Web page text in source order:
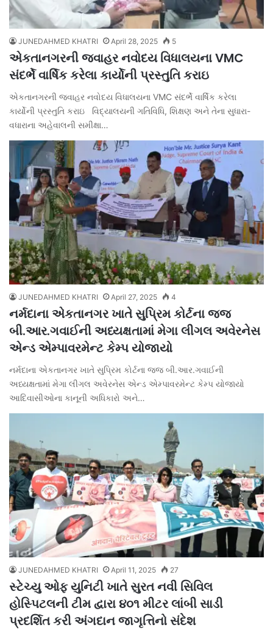
JUNEDAHMED KHATRI April 28, 2025 5
એકતાનગરની જવાહર નવોદય વિધાલયના VMC
સંદર્ભે વાર્ષિક કરેલા કાર્યોની પ્રસ્તુતિ કરાઇ
એકતાનગરની જવાહર નવોદય વિધાલયના VMC સંદર્ભે વાર્ષિક કરેલા
કાર્યોની પ્રસ્તુતિ કરાઇ વિદ્યાલયની ગતિવિધિ, શિક્ષણ અને તેના સુધારા-
વધારાના અહેવાલની સમીક્ષા…
JUNEDAHMED KHATRI April 27, 2025 4
નર્મદાના એકતાનગર ખાતે સુપ્રિમ કોર્ટના જજ
બી.આર.ગવાઈની અધ્યક્ષતામાં મેગા લીગલ અવેરનેસ
એન્ડ એમ્પાવરમેન્ટ કેમ્પ યોજાયો
નર્મદાના એકતાનગર ખાતે સુપ્રિમ કોર્ટના જજ બી.આર.ગવાઈની
અધ્યક્ષતામાં મેગા લીગલ અવેરનેસ એન્ડ એમ્પાવરમેન્ટ કેમ્પ યોજાયો
આદિવાસીઓના કાનૂની અધિકારો અને…
JUNEDAHMED KHATRI April 11, 2025 27
સ્ટેચ્યુ ઓફ યુનિટી ખાતે સુરત નવી સિવિલ
હોસ્પિટલની ટીમ દ્વારા ૪૦૧ મીટર લાંબી સાડી
પ્રદર્શિત કરી અંગદાન જાગૃત્તિનો સંદેશ